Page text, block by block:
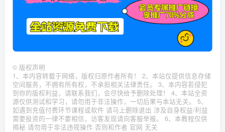
© 版权声明
1、本内容转载于网络，版权归原作者所有！ 2、本站仅提供信息存储
空间服务，不拥有所有权，不承担相关法律责任。 3、本内容若侵犯
到你的版权利益，请联系我们，会尽快给予删除处理！ 4、本站全资
源仅供测试和学习，请勿用于非法操作，一切后果与本站无关。 5、
如遇到充值付费环节课程或软件 请马上删除退出 涉及自身权益/利益
需要投资的一律不要相信，访客发现请向客服举报。 6、本教程仅供
揭秘 请勿用于非法违规操作 否则和作者 官网 无关